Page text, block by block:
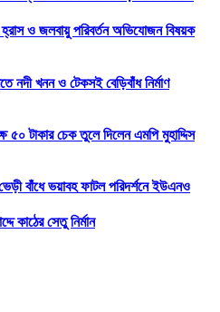
ও জলবায়ু পরিবর্তন অভিযোজন বিষয়ক
নদী খনন ও টেকসই বেড়িবাঁধ নির্মাণ
টাকার চেক তুলে দিলেন এমপি মুহাদ্দিস
বাঁধে ভয়াবহ ফাটল পরিদর্শনে ইউএনও
কাঠের সেতু নির্মান